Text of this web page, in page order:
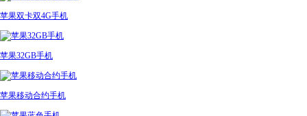
苹果双卡双4G手机
苹果32GB手机
苹果移动合约手机